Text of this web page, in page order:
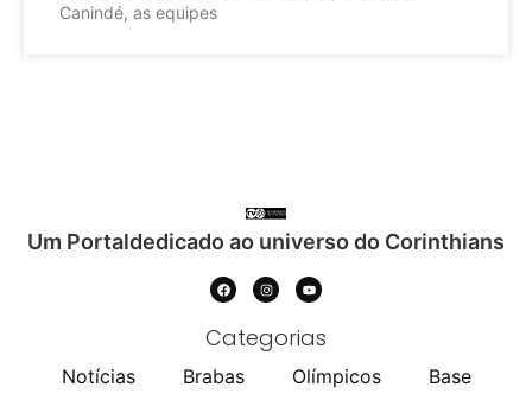
Canindé, as equipes
Um Portaldedicado ao universo do Corinthians
Categorias
Notícias Brabas Olímpicos Base